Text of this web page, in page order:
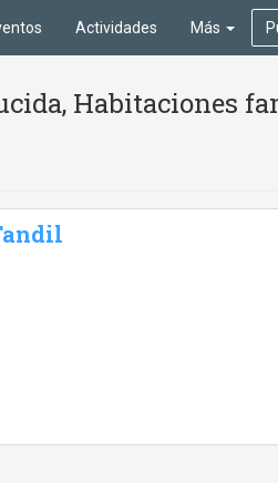
Actividades Más
Habitaciones